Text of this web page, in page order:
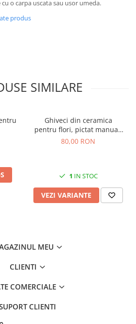
o carpa uscata sau usor umeda.
produs
SIMILARE
Ghiveci din ceramica
pentru flori, pictat manual,
15x12 cm
80,00 RON
1 IN STOC
VEZI VARIANTE
MEU
CLIENTI
COMERCIALE
CLIENTI